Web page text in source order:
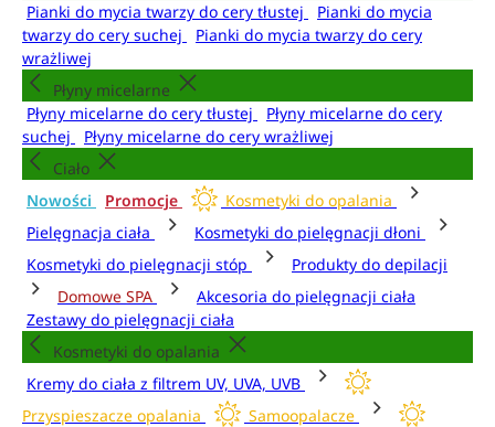
Pianki do mycia twarzy do cery tłustej
Pianki do mycia
twarzy do cery suchej
Pianki do mycia twarzy do cery
wrażliwej
Płyny micelarne
Płyny micelarne do cery tłustej
Płyny micelarne do cery
suchej
Płyny micelarne do cery wrażliwej
Ciało
Nowości
Promocje
Kosmetyki do opalania
Pielęgnacja ciała
Kosmetyki do pielęgnacji dłoni
Kosmetyki do pielęgnacji stóp
Produkty do depilacji
Domowe SPA
Akcesoria do pielęgnacji ciała
Zestawy do pielęgnacji ciała
Kosmetyki do opalania
Kremy do ciała z filtrem UV, UVA, UVB
Przyspieszacze opalania
Samoopalacze